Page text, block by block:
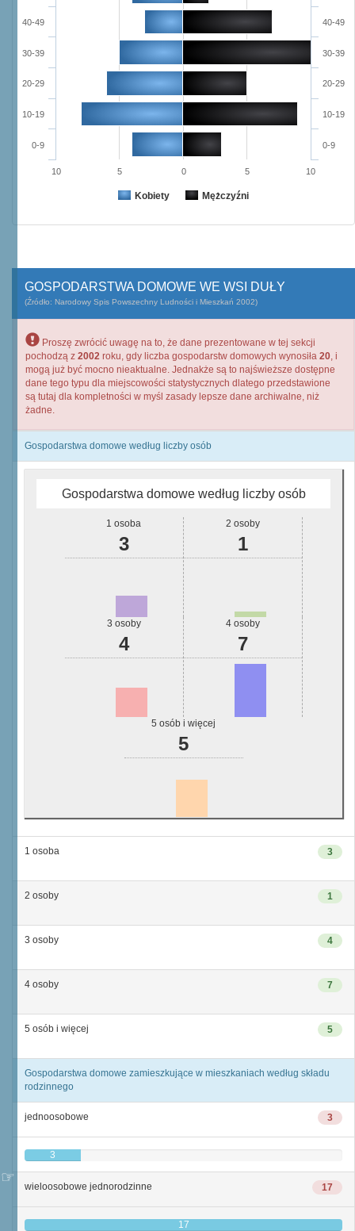
Kobiety Mężczyźni
0-9
10-19
20-29
30-39
40-49
0-9
10-19
20-29
30-39
40-49
10 5 0 5 10
GOSPODARSTWA DOMOWE WE WSI DUŁY
(Źródło: Narodowy Spis Powszechny Ludności i Mieszkań 2002)
Proszę zwrócić uwagę na to, że dane prezentowane w tej sekcji
pochodzą z 2002 roku, gdy liczba gospodarstw domowych wynosiła 20, i
mogą już być mocno nieaktualne. Jednakże są to najświeższe dostępne
dane tego typu dla miejscowości statystycznych dlatego przedstawione
są tutaj dla kompletności w myśl zasady lepsze dane archiwalne, niż
żadne.
Gospodarstwa domowe według liczby osób
Gospodarstwa domowe według liczby osób
1 osoba
3
2 osoby
1
3 osoby
4
4 osoby
7
5 osób i więcej
5
3
1 osoba
1
2 osoby
4
3 osoby
7
4 osoby
5
5 osób i więcej
Gospodarstwa domowe zamieszkujące w mieszkaniach według składu
rodzinnego
3
jednoosobowe
3
17
wieloosobowe jednorodzinne
17